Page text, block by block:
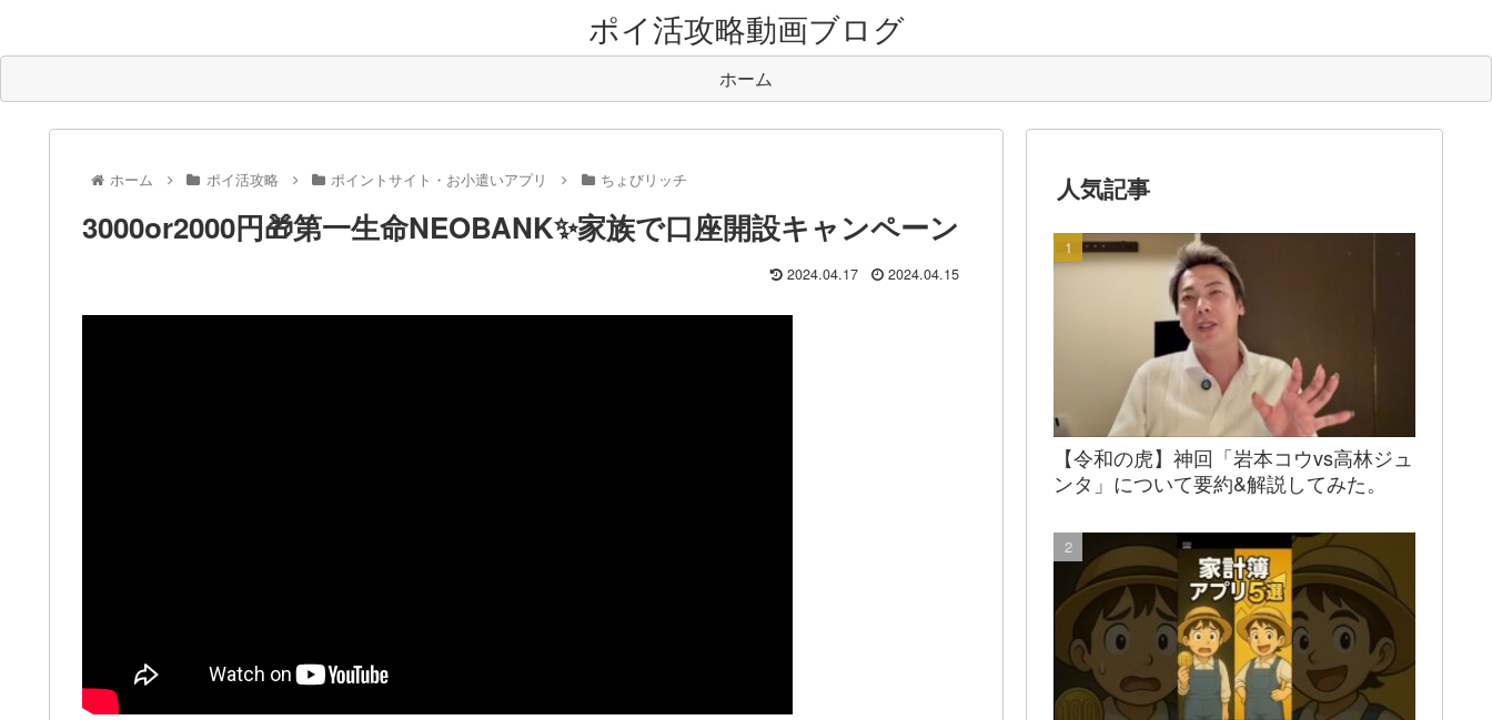
ポイ活攻略動画ブログ
ホーム
ホーム ポイ活攻略 ポイントサイト・お小遣いアプリ ちょびリッチ
3000or2000円🎁第一生命NEOBANK✨家族で口座開設キャンペーン
2024.04.17 2024.04.15
人気記事
【令和の虎】神回「岩本コウvs高林ジュ
ンタ」について要約&解説してみた。